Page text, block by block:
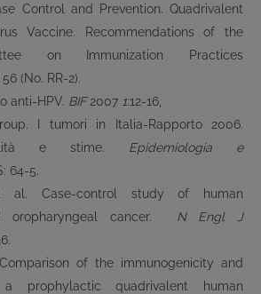
Control and Prevention. Quadrivalent
Vaccine. Recommendations of the
on Immunization Practices
(No. RR-2).
anti-HPV. BIF2007 1:12-16,
I tumori in Italia-Rapporto 2006.
e stime. Epidemiologia e
64-5.
Case-control study of human
oropharyngeal cancer. N Engl J
of the immunogenicity and
prophylactic quadrivalent human